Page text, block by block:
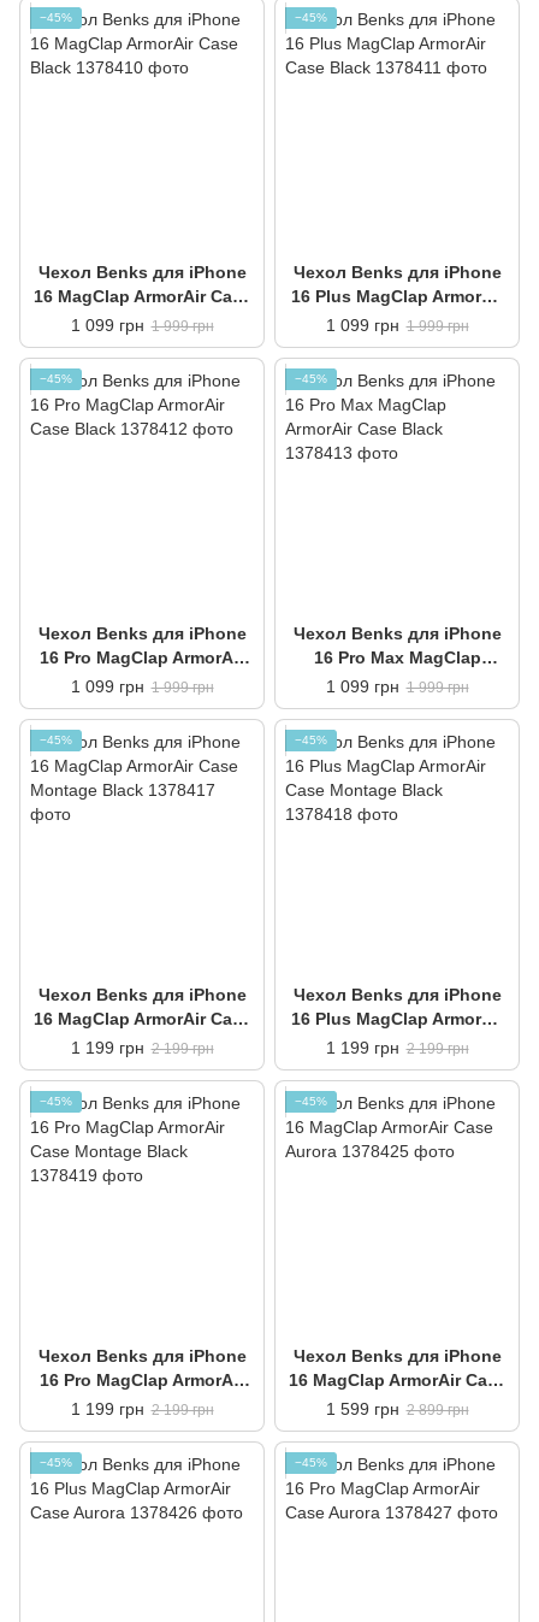
−45%
Чехол Benks для iPhone
16 MagClap ArmorAir Case
Black
1 099 грн 1 999 грн
−45%
Чехол Benks для iPhone
16 Plus MagClap ArmorAir
Case Black
1 099 грн 1 999 грн
−45%
Чехол Benks для iPhone
16 Pro MagClap ArmorAir
Case Black
1 099 грн 1 999 грн
−45%
Чехол Benks для iPhone
16 Pro Max MagClap
ArmorAir Case Black
1 099 грн 1 999 грн
−45%
Чехол Benks для iPhone
16 MagClap ArmorAir Case
Montage Black
1 199 грн 2 199 грн
−45%
Чехол Benks для iPhone
16 Plus MagClap ArmorAir
Case Montage Black
1 199 грн 2 199 грн
−45%
Чехол Benks для iPhone
16 Pro MagClap ArmorAir
Case Montage Black
1 199 грн 2 199 грн
−45%
Чехол Benks для iPhone
16 MagClap ArmorAir Case
Aurora
1 599 грн 2 899 грн
−45% −45%